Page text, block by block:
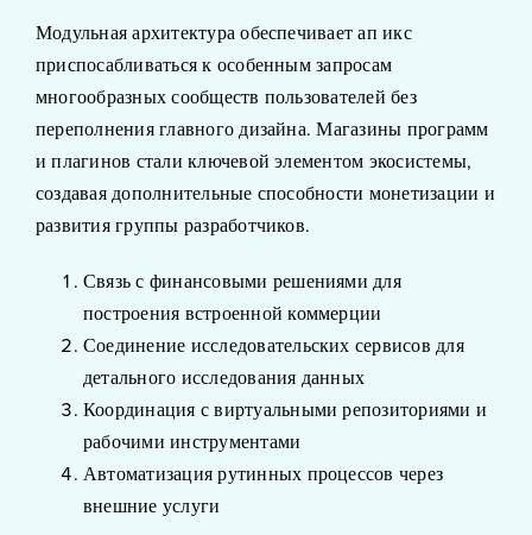
Модульная архитектура обеспечивает ап икс
приспосабливаться к особенным запросам
многообразных сообществ пользователей без
переполнения главного дизайна. Магазины программ
и плагинов стали ключевой элементом экосистемы,
создавая дополнительные способности монетизации и
развития группы разработчиков.
Связь с финансовыми решениями для
построения встроенной коммерции
Соединение исследовательских сервисов для
детального исследования данных
Координация с виртуальными репозиториями и
рабочими инструментами
Автоматизация рутинных процессов через
внешние услуги